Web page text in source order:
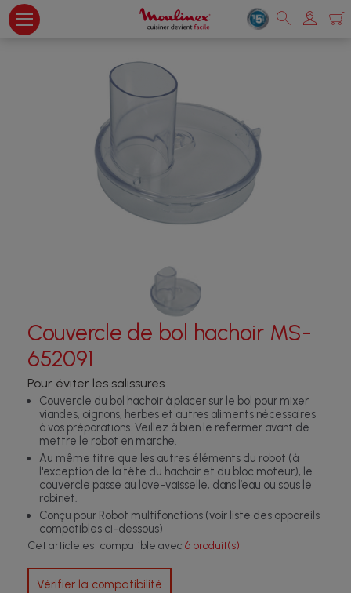
Couvercle de bol hachoir MS-
652091
Pour éviter les salissures
Couvercle du bol hachoir à placer sur le bol pour mixer
viandes, oignons, herbes et autres aliments nécessaires
à vos préparations. Veillez à bien le refermer avant de
mettre le robot en marche.
Au même titre que les autres éléments du robot (à
l'exception de la tête du hachoir et du bloc moteur), le
couvercle passe au lave-vaisselle, dans l’eau ou sous le
robinet.
Conçu pour Robot multifonctions (voir liste des appareils
compatibles ci-dessous)
Cet article est compatible avec 6 produit(s)
Vérifier la compatibilité